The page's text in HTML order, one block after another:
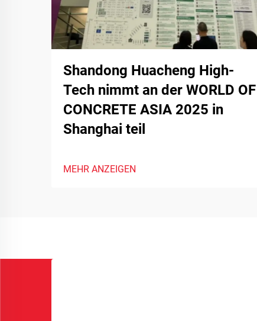
Shandong Huacheng High-
Tech nimmt an der WORLD OF
CONCRETE ASIA 2025 in
Shanghai teil
MEHR ANZEIGEN